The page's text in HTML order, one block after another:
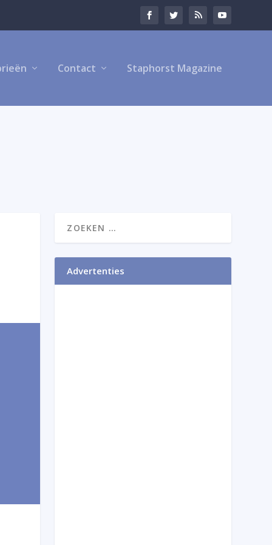
Contact Staphorst Magazine
Advertenties